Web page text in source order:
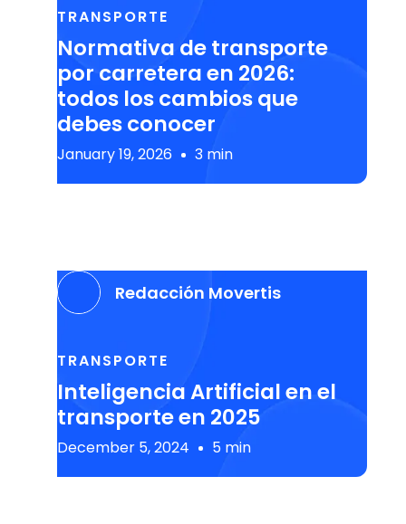
TRANSPORTE
Normativa de transporte
por carretera en 2026:
todos los cambios que
debes conocer
January 19, 2026 3 min
Redacción Movertis
TRANSPORTE
Inteligencia Artificial en el
transporte en 2025
December 5, 2024 5 min